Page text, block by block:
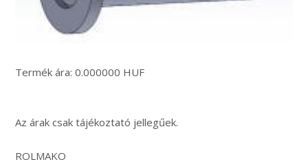
Termék ára: 0.000000 HUF
Az árak csak tájékoztató jellegűek.
ROLMAKO